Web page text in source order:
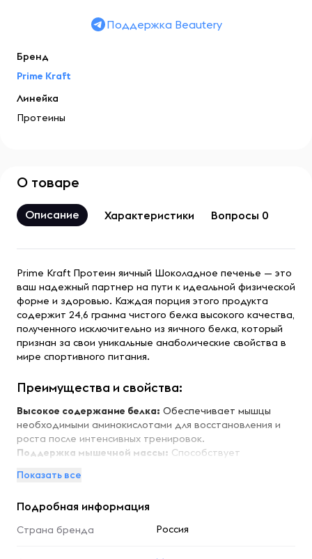
Поддержка Beautery
Бренд
Prime Kraft
Линейка
Протеины
О товаре
Описание Характеристики Вопросы 0
Prime Kraft Протеин яичный Шоколадное печенье — это
ваш надежный партнер на пути к идеальной физической
форме и здоровью. Каждая порция этого продукта
содержит 24,6 грамма чистого белка высокого качества,
полученного исключительно из яичного белка, который
признан за свои уникальные анаболические свойства в
мире спортивного питания.
Преимущества и свойства:
Высокое содержание белка: Обеспечивает мышцы
необходимыми аминокислотами для восстановления и
роста после интенсивных тренировок.
Поддержка мышечной массы: Способствует
тело во время диеты или сушки.
восстанавливаться после физических нагрузок,
Подходит для низкокалорийной диеты:
Показать все
Подробная информация
Страна бренда Россия